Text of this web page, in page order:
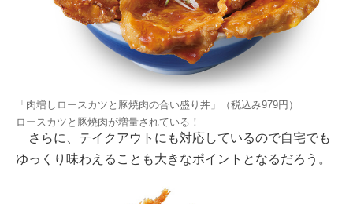
「肉増しロースカツと豚焼肉の合い盛り丼」（税込み979円）
ロースカツと豚焼肉が増量されている！
さらに、テイクアウトにも対応しているので自宅でも
ゆっくり味わえることも大きなポイントとなるだろう。